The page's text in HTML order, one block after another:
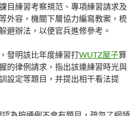
目練習考察規范、專項練習請求及
外容，機關下層協力編寫教案，梳
避辦法，以便官兵進修參考。
發明該比年度練習打WUTZ屋子算
的律例請求，指出該連練習時光與
設定等題目，并提出相干看法提